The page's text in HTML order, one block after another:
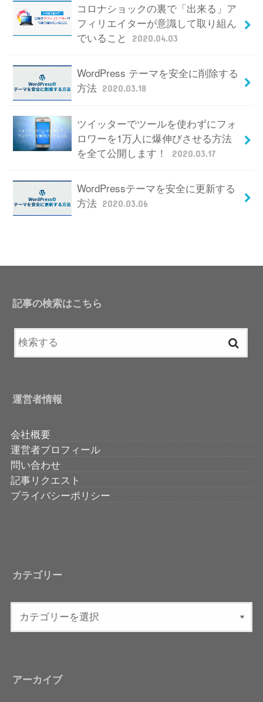
コロナショックの裏で「出来る」ア
フィリエイターが意識して取り組ん
でいること
2020.04.03
WordPress テーマを安全に削除する
方法 2020.03.18
ツイッターでツールを使わずにフォ
ロワーを1万人に爆伸びさせる方法
を全て公開します！
2020.03.17
WordPressテーマを安全に更新する
方法 2020.03.06
記事の検索はこちら
運営者情報
会社概要
運営者プロフィール
問い合わせ
記事リクエスト
プライバシーポリシー
カテゴリー
アーカイブ